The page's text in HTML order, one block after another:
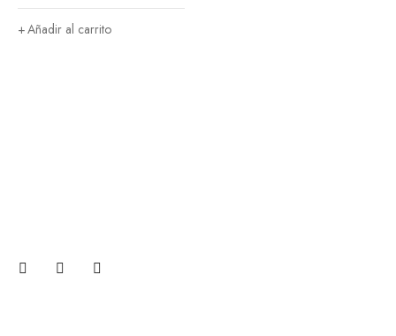
Añadir al carrito